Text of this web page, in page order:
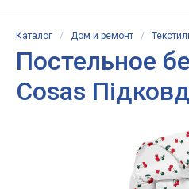
Каталог / Дом и ремонт /
Постельное
Cosas